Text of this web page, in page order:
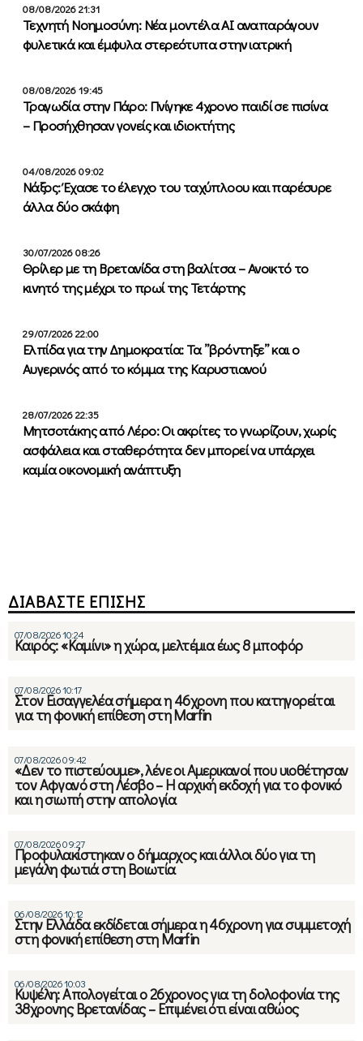
08/08/2026 21:31
Τεχνητή Νοημοσύνη: Νέα μοντέλα ΑΙ αναπαράγουν
φυλετικά και έμφυλα στερεότυπα στην ιατρική
08/08/2026 19:45
Τραγωδία στην Πάρο: Πνίγηκε 4χρονο παιδί σε πισίνα
– Προσήχθησαν γονείς και ιδιοκτήτης
04/08/2026 09:02
Νάξος: Έχασε το έλεγχο του ταχύπλοου και παρέσυρε
άλλα δύο σκάφη
30/07/2026 08:26
Θρίλερ με τη Βρετανίδα στη βαλίτσα – Ανοικτό το
κινητό της μέχρι το πρωί της Τετάρτης
29/07/2026 22:00
Ελπίδα για την Δημοκρατία: Τα ”βρόντηξε” και ο
Αυγερινός από το κόμμα της Καρυστιανού
28/07/2026 22:35
Μητσοτάκης από Λέρο: Οι ακρίτες το γνωρίζουν, χωρίς
ασφάλεια και σταθερότητα δεν μπορεί να υπάρχει
καμία οικονομική ανάπτυξη
ΔΙΑΒΑΣΤΕ ΕΠΙΣΗΣ
07/08/2026 10:24
Καιρός: «Καμίνι» η χώρα, μελτέμια έως 8 μποφόρ
07/08/2026 10:17
Στον Εισαγγελέα σήμερα η 46χρονη που κατηγορείται
για τη φονική επίθεση στη Marfin
07/08/2026 09:42
«Δεν το πιστεύουμε», λένε οι Αμερικανοί που υιοθέτησαν
τον Αφγανό στη Λέσβο – Η αρχική εκδοχή για το φονικό
και η σιωπή στην απολογία
07/08/2026 09:27
Προφυλακίστηκαν ο δήμαρχος και άλλοι δύο για τη
μεγάλη φωτιά στη Βοιωτία
06/08/2026 10:12
Στην Ελλάδα εκδίδεται σήμερα η 46χρονη για συμμετοχή
στη φονική επίθεση στη Marfin
06/08/2026 10:03
Κυψέλη: Απολογείται ο 26χρονος για τη δολοφονία της
38χρονης Βρετανίδας – Επιμένει ότι είναι αθώος